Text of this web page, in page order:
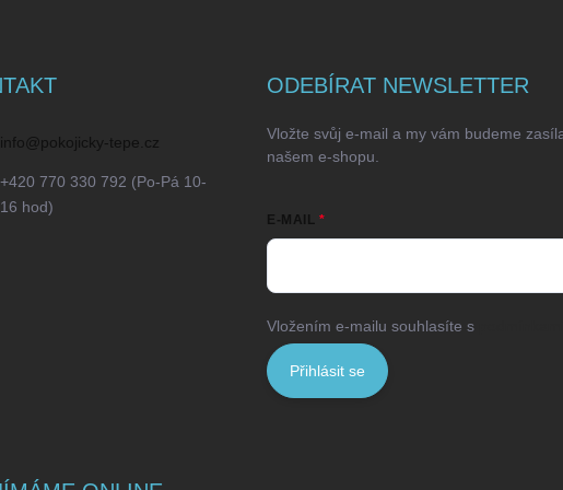
info @pokojicky-tepe.cz
+420 770 330 792 (Po-Pá 10-
16 hod)
ODEBÍRAT NEWSLETTER
Vložte svůj e-mail a my vám budeme
našem e-shopu.
E-MAIL
Vložením e-mailu souhlasíte s
Přihlásit se